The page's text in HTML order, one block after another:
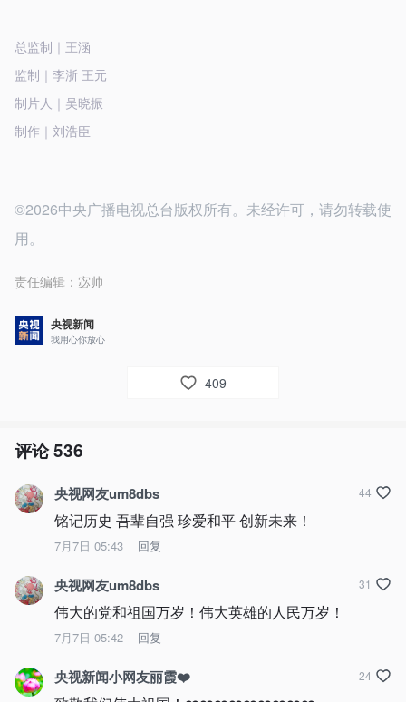
总监制｜王涵
监制｜李浙 王元
制片人｜吴晓振
制作｜刘浩臣
©2026中央广播电视总台版权所有。未经许可，请勿转载使
用。
责任编辑： 宓帅
央视新闻
我用心你放心
409
评论536
央视网友um8dbs
铭记历史 吾辈自强 珍爱和平 创新未来！
7月7日 05:43 回复
44
央视网友um8dbs
伟大的党和祖国万岁！伟大英雄的人民万岁！
7月7日 05:42 回复
31
央视新闻小网友丽霞❤️ 24